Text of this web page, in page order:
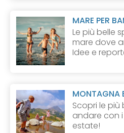
MARE PER
Le più belle
mare dove
Idee e
MONTAGNA
Scopri le
andare con
estate!